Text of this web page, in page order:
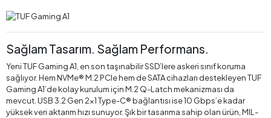
Sağlam Tasarım. Sağlam Performans.
Yeni TUF Gaming A1, en son taşınabilir SSD’lere askeri sınıf koruma
sağlıyor. Hem NVMe® M.2 PCIe hem de SATA cihazları destekleyen TUF
Gaming A1’de kolay kurulum için M.2 Q-Latch mekanizması da
mevcut. USB 3.2 Gen 2×1 Type-C® bağlantısı ise 10 Gbps’e kadar
yüksek veri aktarım hızı sunuyor. Şık bir tasarıma sahip olan ürün, MIL-